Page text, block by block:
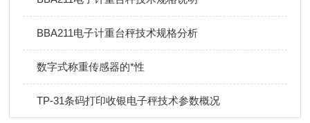
BBA211电子计重台秤技术规格分析
数字式称重传感器的*性
TP-31条码打印收银电子秤技术参数概况